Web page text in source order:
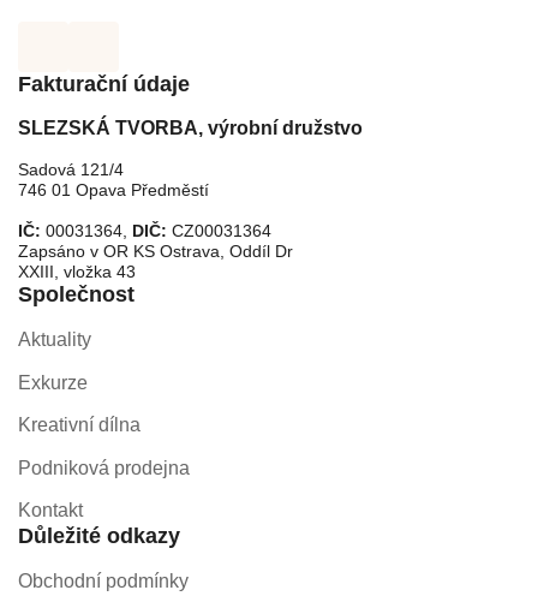
Fakturační údaje
SLEZSKÁ TVORBA, výrobní družstvo
Sadová 121/4
746 01 Opava Předměstí
IČ: 00031364, DIČ: CZ00031364
Zapsáno v OR KS Ostrava, Oddíl Dr
XXIII, vložka 43
Společnost
Aktuality
Exkurze
Kreativní dílna
Podniková prodejna
Kontakt
Důležité odkazy
Obchodní podmínky